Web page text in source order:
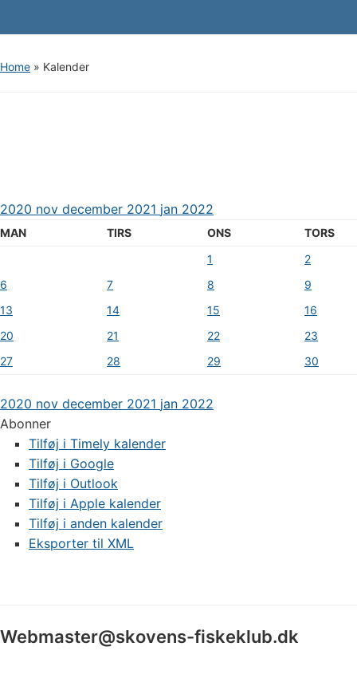
Home » Kalender
2020 nov december 2021 jan 2022
MAN TIRS ONS
TORS
1
2
6
7 8
9
13
14 15
16
20
21 22
23
27
28 29 30
2020 nov december 2021 jan 2022
Abonner
Tilføj i Timely kalender
Tilføj i Google
Tilføj i Outlook
Tilføj i Apple kalender
Tilføj i anden kalender
Eksporter til XML
Webmaster@skovens-fiskeklub.dk